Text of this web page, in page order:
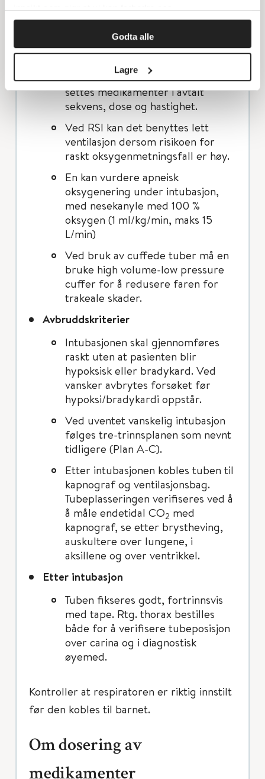
innsikt som gjør at vi kan forbedre oss.
Godta alle
Lagre
Preoksygener pasienten med 100
minutter dersom barnets tilstand
tillater det).
Avhengig av plan for innledning,
settes medikamenter i avtalt
sekvens, dose og hastighet.
Ved RSI kan det benyttes lett
ventilasjon dersom risikoen for
raskt oksygenmetningsfall er høy.
En kan vurdere apneisk
oksygenering under intubasjon,
med nesekanyle med 100 %
oksygen (1 ml/kg/min, maks 15
L/min)
Ved bruk av cuffede tuber må en
bruke high volume-low pressure
cuffer for å redusere faren for
trakeale skader.
Avbruddskriterier
Intubasjonen skal gjennomføres
raskt uten at pasienten blir
hypoksisk eller bradykard. Ved
vansker avbrytes forsøket før
hypoksi/bradykardi oppstår.
Ved uventet vanskelig intubasjon
følges tre-trinnsplanen som nevnt
tidligere (Plan A-C).
Etter intubasjonen kobles tuben til
kapnograf og ventilasjonsbag.
Tubeplasseringen verifiseres ved å
å måle endetidal CO2 med
kapnograf, se etter brystheving,
auskultere over lungene, i
aksillene og over ventrikkel.
Etter intubasjon
Tuben fikseres godt, fortrinnsvis
med tape. Rtg. thorax bestilles
både for å verifisere tubeposisjon
over carina og i diagnostisk
øyemed.
Kontroller at respiratoren er riktig innstilt
før den kobles til barnet.
Om dosering av
medikamenter